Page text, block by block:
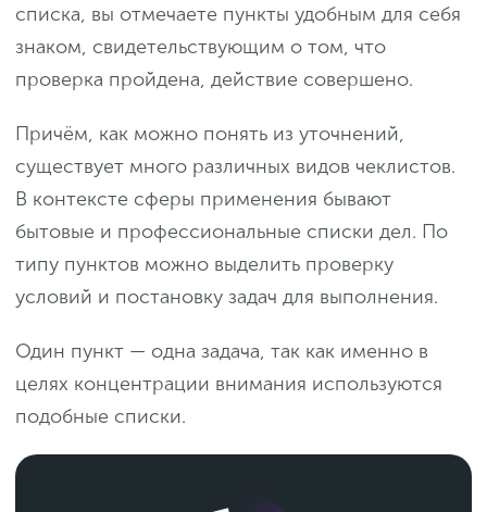
списка, вы отмечаете пункты удобным для себя
знаком, свидетельствующим о том, что
проверка пройдена, действие совершено.
Причём, как можно понять из уточнений,
существует много различных видов чеклистов.
В контексте сферы применения бывают
бытовые и профессиональные списки дел. По
типу пунктов можно выделить проверку
условий и постановку задач для выполнения.
Один пункт — одна задача, так как именно в
целях концентрации внимания используются
подобные списки.